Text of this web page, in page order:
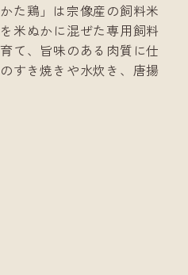
た鶏」は宗像産の飼料米
米ぬかに混ぜた専用飼料
て、旨味のある肉質に仕
すき焼きや水炊き、唐揚